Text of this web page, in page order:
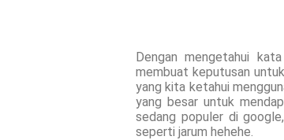
Dengan mengetahui
membuat keputusan
yang kita ketahui
yang besar untuk
sedang populer di
seperti jarum hehehe.